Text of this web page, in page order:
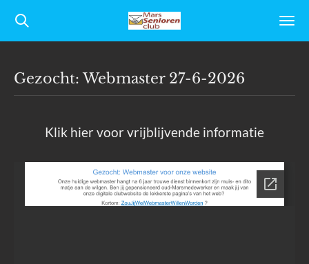
Ga
direct
de
Gezocht: Webmaster 27-6-2026
Klik hier voor vrijblijvende informatie